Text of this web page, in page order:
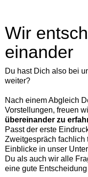
Wir
einander
Du hast Dich also bei
weiter?
Nach einem Abgleich
Vorstellungen, freuen
übereinander zu
Passt der erste
Zweitgespräch fachlich
Einblicke in unser
Du als auch wir alle
eine gute Entscheidung